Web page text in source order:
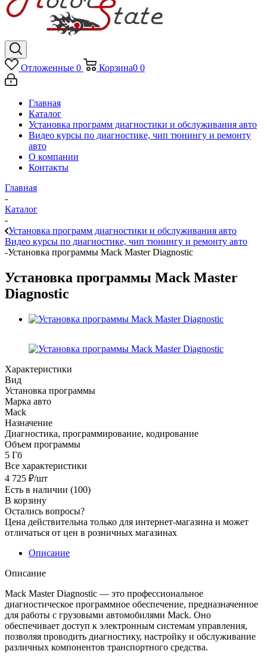
Отложенные 0 Корзина0 0
Главная
Каталог
Установка программ диагностики и обслуживания авто
Видео курсы по диагностике, чип тюнингу и ремонту
авто
О компании
Контакты
Главная
-
Каталог
-
Установка программ диагностики и обслуживания авто
Видео курсы по диагностике, чип тюнингу и ремонту авто
-Установка программы Mack Master Diagnostic
Установка программы Mack Master
Diagnostic
Характеристики
Вид
Установка программы
Марка авто
Mack
Назначение
Диагностика, программирование, кодирование
Объем программы
5 Гб
Все характеристики
4 725 ₽/шт
Есть в наличии (100)
В корзину
Остались вопросы?
Цена действительна только для интернет-магазина и может
отличаться от цен в розничных магазинах
Описание
Описание
Mack Master Diagnostic — это профессиональное
диагностическое программное обеспечение, предназначенное
для работы с грузовыми автомобилями Mack. Оно
обеспечивает доступ к электронным системам управления,
позволяя проводить диагностику, настройку и обслуживание
различных компонентов транспортного средства.